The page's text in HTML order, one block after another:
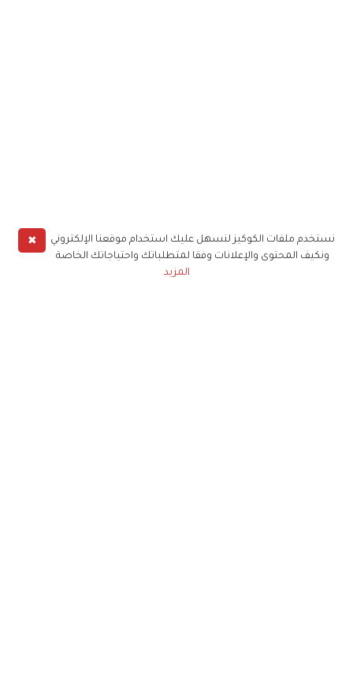
✖
نستخدم ملفات الكوكيز لنسهل عليك استخدام موقعنا الإلكتروني
ونكيف المحتوى والإعلانات وفقا لمتطلباتك واحتياجاتك الخاصة
المزيد